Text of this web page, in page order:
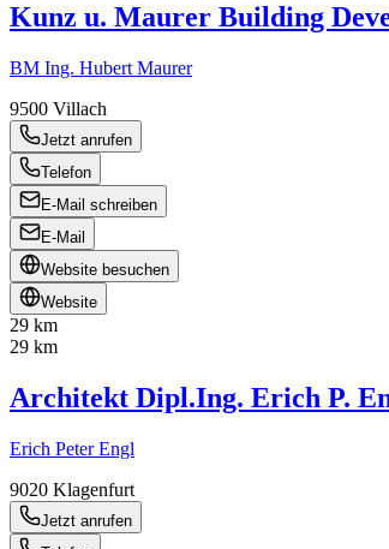
Kunz u. Maurer Building
BM Ing. Hubert Maurer
9500 Villach
Jetzt anrufen
Telefon
E-Mail schreiben
E-Mail
Website besuchen
Website
29 km
29 km
Architekt Dipl.Ing. Erich P.
Erich Peter Engl
9020 Klagenfurt
Jetzt anrufen